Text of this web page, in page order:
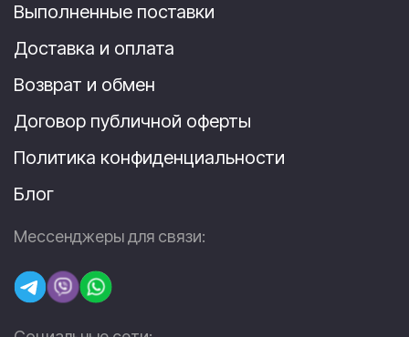
Выполненные поставки
Доставка и оплата
Возврат и обмен
Договор публичной оферты
Политика конфиденциальности
Блог
Мессенджеры для связи: